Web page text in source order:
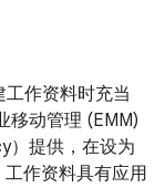
作资料时充当
移动管理 (EMM)
）提供，在设为
作资料具有应用